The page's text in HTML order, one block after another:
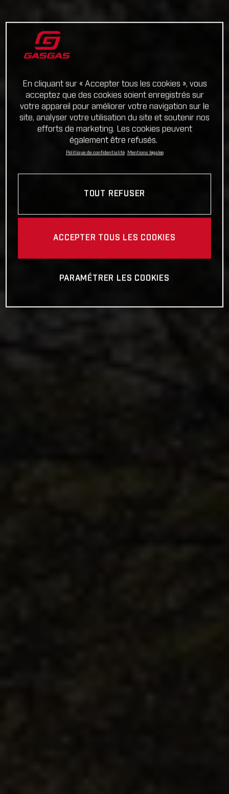
En cliquant sur « Accepter tous les cookies », vous
acceptez que des cookies soient enregistrés sur
votre appareil pour améliorer votre navigation sur le
site, analyser votre utilisation du site et soutenir nos
efforts de marketing. Les cookies peuvent
également être refusés.
Politique de confidentialité Mentions légales
TOUT REFUSER
ACCEPTER TOUS LES COOKIES
PARAMÉTRER LES COOKIES